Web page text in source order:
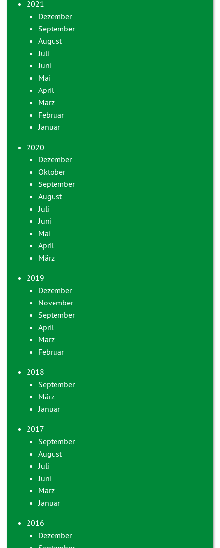
2021
Dezember
September
August
Juli
Juni
Mai
April
März
Februar
Januar
2020
Dezember
Oktober
September
August
Juli
Juni
Mai
April
März
2019
Dezember
November
September
April
März
Februar
2018
September
März
Januar
2017
September
August
Juli
Juni
März
Januar
2016
Dezember